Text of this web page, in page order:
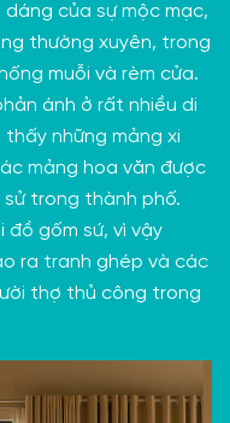
của sự mộc mạc,
thường xuyên, trong
muỗi và rèm cửa.
ánh ở rất nhiều di
thấy những mảng xi
mảng hoa văn được
sử trong thành phố.
đồ gốm sứ, vì vậy
ra tranh ghép và các
thợ thủ công trong